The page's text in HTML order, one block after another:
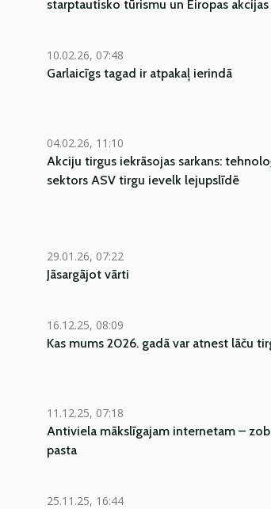
starptautisko tūrismu un Eiropas akcijas
10.02.26, 07:48
Garlaicīgs tagad ir atpakaļ ierindā
04.02.26, 11:10
Akciju tirgus iekrāsojas sarkans:
sektors ASV tirgu ievelk lejupslīdē
29.01.26, 07:22
Jāsargājot vārti
16.12.25, 08:09
Kas mums 2026. gadā var atnest lāču
11.12.25, 07:18
Antiviela mākslīgajam internetam –
pasta
25.11.25, 16:44